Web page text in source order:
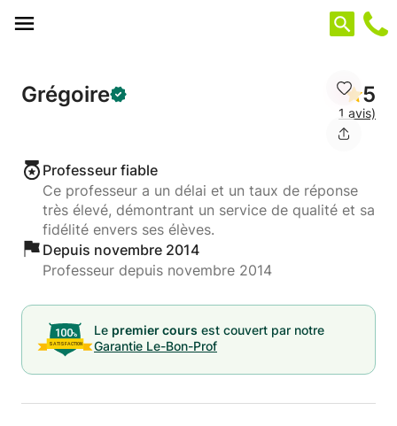
Grégoire 5
1 avis)
Professeur fiable
Ce professeur a un délai et un taux de réponse
très élevé, démontrant un service de qualité et sa
fidélité envers ses élèves.
Depuis novembre 2014
Professeur depuis novembre 2014
Le premier cours est couvert par notre
Garantie Le-Bon-Prof